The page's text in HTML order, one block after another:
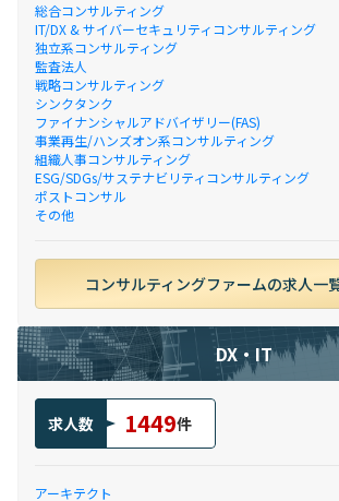
総合コンサルティング
IT/DX & サイバーセキュリティコンサルティング
独立系コンサルティング
監査法人
戦略コンサルティング
シンクタンク
ファイナンシャルアドバイザリー(FAS)
事業再生/ハンズオン系コンサルティング
組織人事コンサルティング
ESG/SDGs/サステナビリティコンサルティング
ポストコンサル
その他
コンサルティングファームの求人一
DX・IT
求人数 1449件
アーキテクト